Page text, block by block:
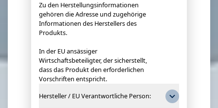
Zu den Herstellungsinformationen
gehören die Adresse und zugehörige
Informationen des Herstellers des
Produkts.
In der EU ansässiger
Wirtschaftsbeteiligter, der sicherstellt,
dass das Produkt den erforderlichen
Vorschriften entspricht.
Hersteller / EU Verantwortliche Person: